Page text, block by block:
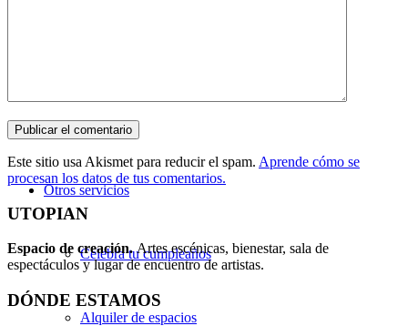
Música
Otros servicios
Celebra tu cumpleaños
Alquiler de espacios
Este sitio usa Akismet para reducir el spam. Aprende cómo se
procesan los datos de tus comentarios.
UTOPIAN
Espacio de creación.Artes escénicas, bienestar, sala de
espectáculos y lugar de encuentro de artistas.
DÓNDE ESTAMOS